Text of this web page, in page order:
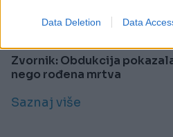
Data Deletion Data
Zvornik: Obdukcija
nego rođena mrtva
Saznaj više